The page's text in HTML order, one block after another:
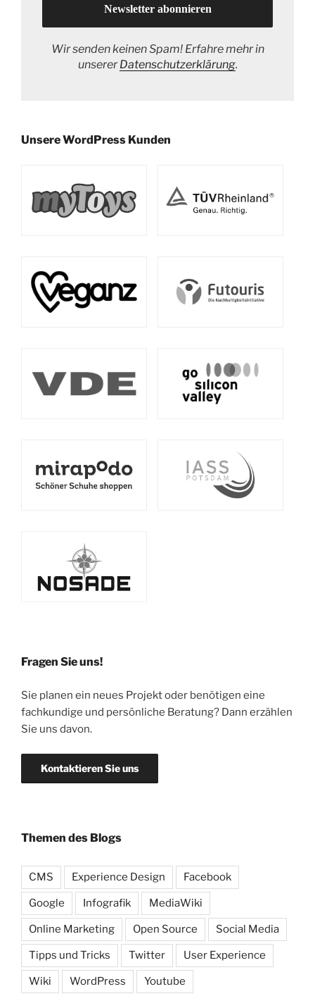
Wir senden keinen Spam! Erfahre mehr in
unsererDatenschutzerklärung.
Unsere WordPress Kunden
Fragen Sie uns!
Sie planen ein neues Projekt oder benötigen eine
fachkundige und persönliche Beratung? Dann erzählen
Sie uns davon.
Kontaktieren Sie uns
Themen des Blogs
CMS Experience Design Facebook
Google Infografik MediaWiki
Online Marketing Open Source Social Media
Tipps und Tricks Twitter User Experience
Wiki WordPress Youtube